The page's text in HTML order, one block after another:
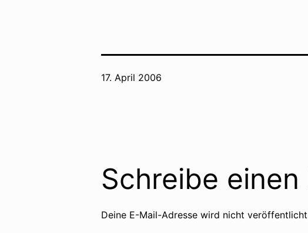
Veröffentlicht
17. April 2006
Schreibe
Deine E-Mail-Adresse wird nicht